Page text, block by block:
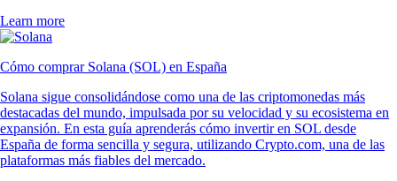
Learn more
Cómo comprar Solana (SOL) en España
Solana sigue consolidándose como una de las criptomonedas más
destacadas del mundo, impulsada por su velocidad y su ecosistema en
expansión. En esta guía aprenderás cómo invertir en SOL desde
España de forma sencilla y segura, utilizando Crypto.com, una de las
plataformas más fiables del mercado.